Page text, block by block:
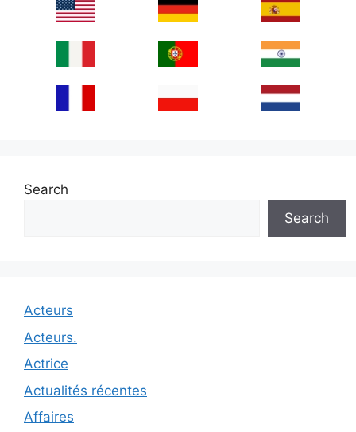
Search
Search
Acteurs
Acteurs.
Actrice
Actualités récentes
Affaires